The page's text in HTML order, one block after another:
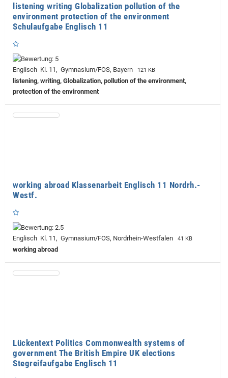
listening writing Globalization pollution of the
environment protection of the environment
Schulaufgabe Englisch 11
Englisch Kl. 11, Gymnasium/FOS, Bayern 121 KB
listening, writing, Globalization, pollution of the environment,
protection of the environment
working abroad Klassenarbeit Englisch 11 Nordrh.-
Westf.
Englisch Kl. 11, Gymnasium/FOS, Nordrhein-Westfalen 41 KB
working abroad
Lückentext Politics Commonwealth systems of
government The British Empire UK elections
Stegreifaufgabe Englisch 11